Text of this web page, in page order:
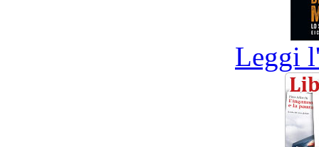
Leggi